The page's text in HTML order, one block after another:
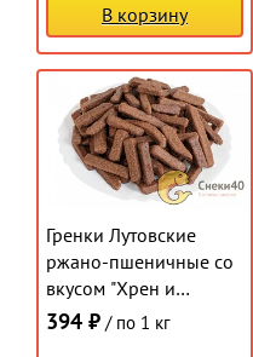
В корзину
Гренки Лутовские
ржано-пшеничные со
вкусом "Хрен и
Холодец" 1кг
394 ₽ / по 1 кг